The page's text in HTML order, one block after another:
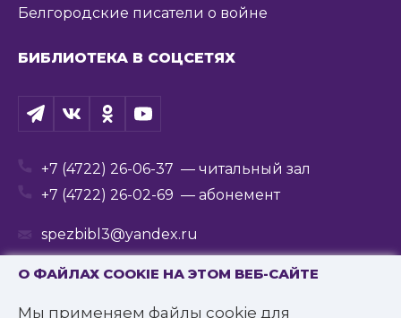
О ФАЙЛАХ COOKIE НА ЭТОМ ВЕБ-САЙТЕ
Мы применяем файлы cookie для
Белгородские писатели о войне
БИБЛИОТЕКА В СОЦСЕТЯХ
+7 (4722) 26-06-37 — читальный зал
+7 (4722) 26-02-69 — абонемент
spezbibl3@yandex.ru